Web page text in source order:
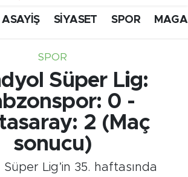
ASAYİŞ SİYASET SPOR
SPOR
Süper Lig:
0 -
2 (Maç
sonucu)
Lig’in 35. haftasında
Durumu ve Fikstür
Haberleri